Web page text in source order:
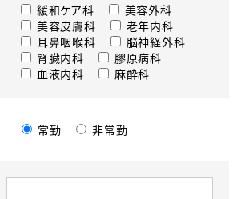
緩和ケア科
美容外科
美容皮膚科
老年内科
耳鼻咽喉科
脳神経外科
腎臓内科
膠原病科
血液内科
麻酔科
常勤 非常勤